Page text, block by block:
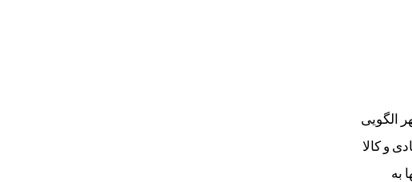
الگویی
و کالا
تنها به